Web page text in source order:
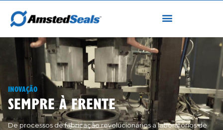
INOVAÇÃO
SEMPRE À FRENTE
De processos de fabricação revolucionários a laboratórios de